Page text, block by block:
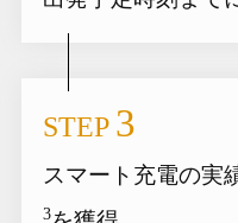
STEP 3
スマート充電の実
3